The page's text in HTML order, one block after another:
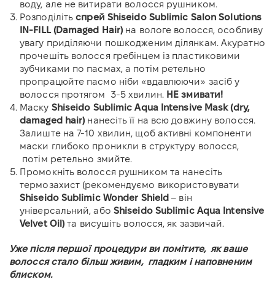
воду, але не витирати волосся рушником.
Розподілітьспрей Shiseido Sublimic Salon Solutions
IN-FILL (Damaged Hair) на вологе волосся, особливу
увагу приділяючи пошкодженим ділянкам. Акуратно
прочешіть волосся гребінцем із пластиковими
зубчиками по пасмах, а потім ретельно
пропрацюйте пасмо ніби «вдавлюючи» засіб у
волосся протягом 3-5 хвилин. НЕ змивати!
Маску Shiseido Sublimic Aqua Intensive Mask (dry,
damaged hair) нанесіть її на всю довжину волосся.
Залиште на 7-10 хвилин, щоб активні компоненти
маски глибоко проникли в структуру волосся,
потім ретельно змийте.
Промокніть волосся рушником та нанесіть
термозахист (рекомендуємо використовувати
Shiseido Sublimic Wonder Shield – він
універсальний, або Shiseido Sublimic Aqua Intensive
Velvet Oil) та висушіть волосся, як зазвичай.
Уже після першої процедури ви помітите, як ваше
волосся стало більш живим, гладким і наповненим
блиском.